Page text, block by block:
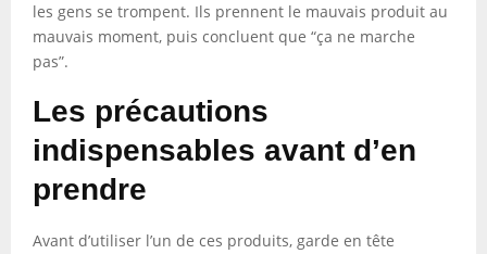
les gens se trompent. Ils prennent le mauvais produit au
mauvais moment, puis concluent que “ça ne marche
pas”.
Les précautions
indispensables avant d’en
prendre
Avant d’utiliser l’un de ces produits, garde en tête